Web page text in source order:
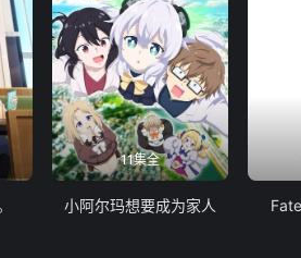
11集全
小阿尔玛想要成为家人